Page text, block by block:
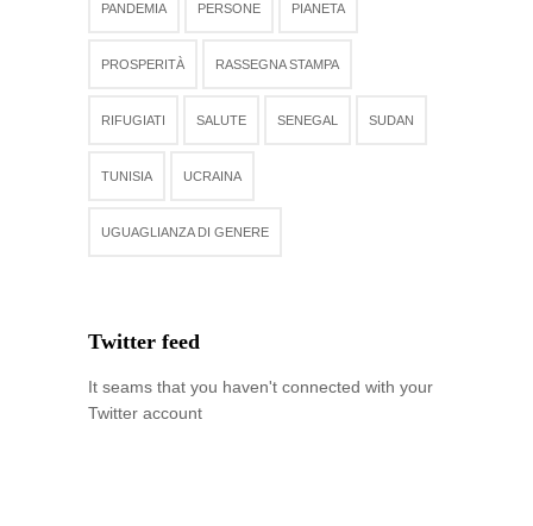
PANDEMIA PERSONE PIANETA
PROSPERITÀ RASSEGNA STAMPA
RIFUGIATI SALUTE SENEGAL SUDAN
TUNISIA UCRAINA
UGUAGLIANZA DI GENERE
Twitter feed
It seams that you haven't connected with your
Twitter account